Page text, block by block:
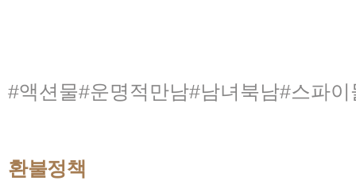
#액션물#운명적만남#남녀북남#스파
환불정책